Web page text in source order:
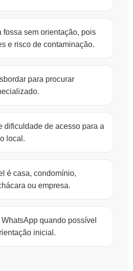
fossa sem orientação, pois
e risco de contaminação.
para procurar
dificuldade de acesso para a
local.
é casa, condomínio,
ou empresa.
quando possível
inicial.